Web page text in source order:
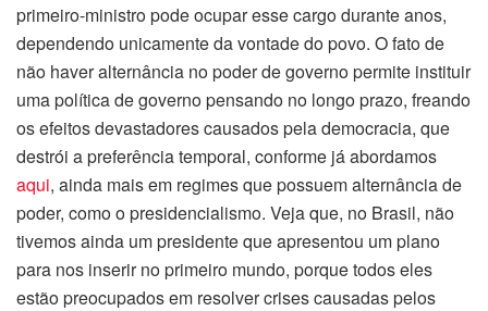
primeiro-ministro pode ocupar esse cargo durante anos,
dependendo unicamente da vontade do povo. O fato de
não haver alternância no poder de governo permite instituir
uma política de governo pensando no longo prazo, freando
os efeitos devastadores causados pela democracia, que
destrói a preferência temporal, conforme já abordamos
aqui, ainda mais em regimes que possuem alternância de
poder, como o presidencialismo. Veja que, no Brasil, não
tivemos ainda um presidente que apresentou um plano
para nos inserir no primeiro mundo, porque todos eles
estão preocupados em resolver crises causadas pelos